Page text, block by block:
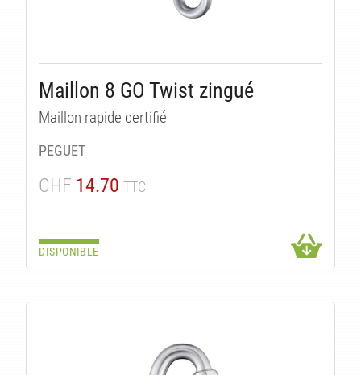
Maillon 8 GO Twist zingué
Maillon rapide certifié
PEGUET
CHF 14.70 TTC
DISPONIBLE